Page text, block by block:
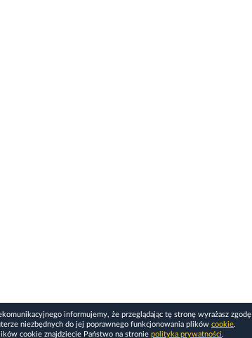
informujemy, że przeglądając tę stronę wyrażasz zgodę
niezbędnych do jej poprawnego funkcjonowania plików cookie.
cookie znajdziecie Państwo na stronie polityka prywatności.